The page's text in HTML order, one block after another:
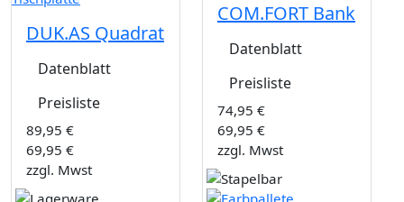
DUK.AS Quadrat
Datenblatt
Preisliste
89,95 €
69,95 €
zzgl. Mwst
COM.FORT Bank
Datenblatt
Preisliste
74,95 €
69,95 €
zzgl. Mwst